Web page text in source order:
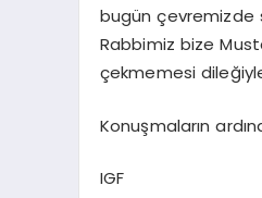
bugün çevremizde
Rabbimiz bize
çekmemesi dileğiyle
Konuşmaların
IGF